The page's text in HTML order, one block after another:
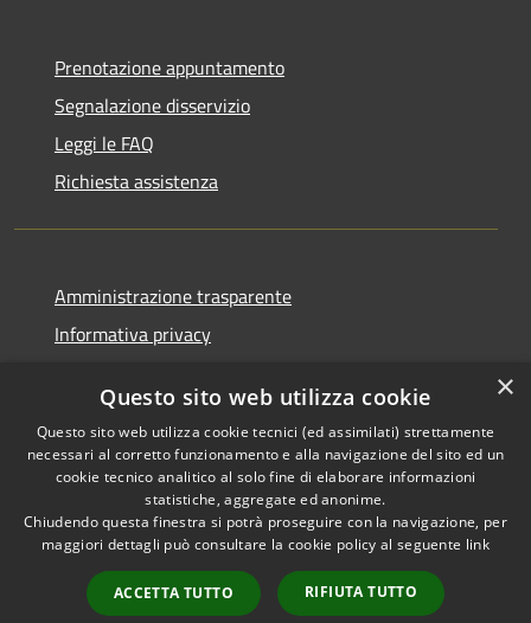
Prenotazione appuntamento
Segnalazione disservizio
Leggi le FAQ
Richiesta assistenza
Amministrazione trasparente
Informativa privacy
Dichiarazione di accessibilità
RSS
Accessibilità
Copyright © 2026 • Comune di
Pellezzano • Powered by
Municipium•
Accesso
redazione
×
Questo sito web utilizza cookie
Questo sito web utilizza cookie tecnici (ed assimilati) strettamente
necessari al corretto funzionamento e alla navigazione del sito ed un
cookie tecnico analitico al solo fine di elaborare informazioni
statistiche, aggregate ed anonime.
Chiudendo questa finestra si potrà proseguire con la navigazione, per
maggiori dettagli può consultare la cookie policy al seguente link
ACCETTA TUTTO RIFIUTA TUTTO